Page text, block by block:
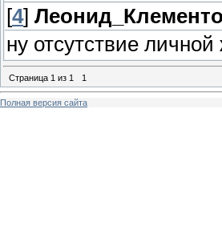
[4]
ну отсутствие
Страница 1 из 1 1
Полная версия сайта